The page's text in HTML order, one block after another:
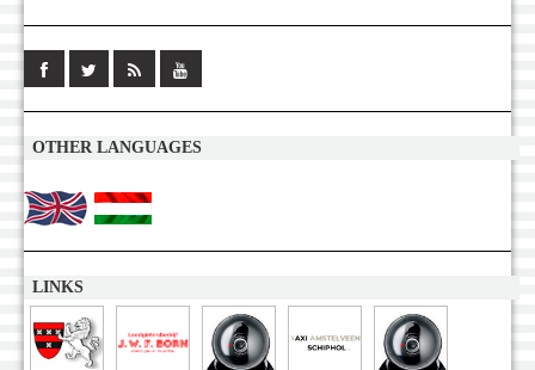
OTHER LANGUAGES
LINKS